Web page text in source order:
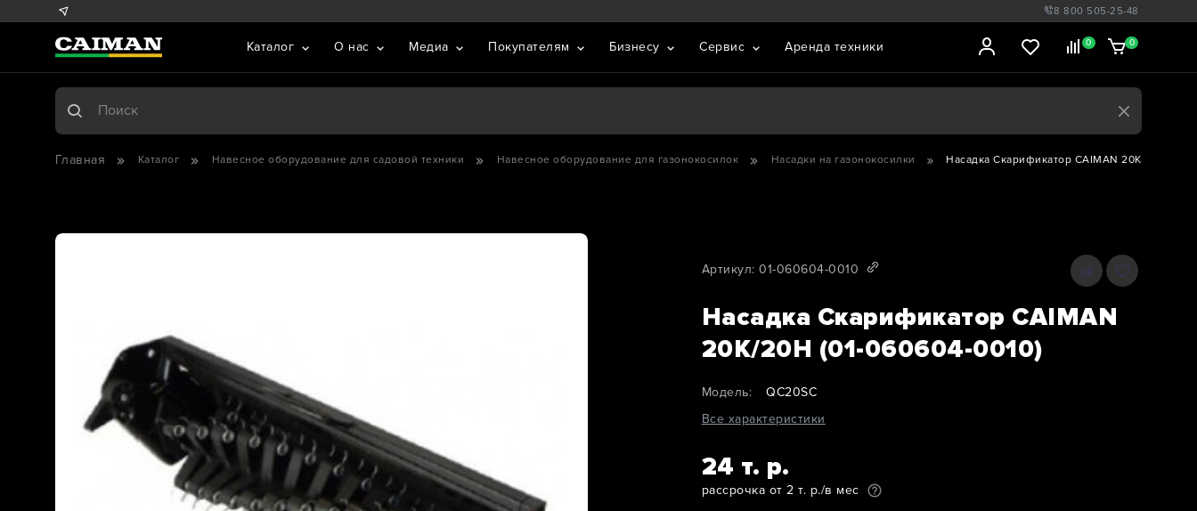
8 800 505-25-48
0 0
Каталог О нас Медиа Покупателям Бизнесу Сервис Аренда техники
Главная Каталог Навесное оборудование для садовой техники Навесное оборудование для газонокосилок Насадки на газонокосилки Насадка Скарификатор CAIMAN 20K/20H (01-
Артикул: 01-060604-0010
Насадка Скарификатор CAIMAN
20K/20H (01-060604-0010)
Модель:
QC20SC
Все характеристики
24 т. р.
рассрочка от 2 т. р./в мес